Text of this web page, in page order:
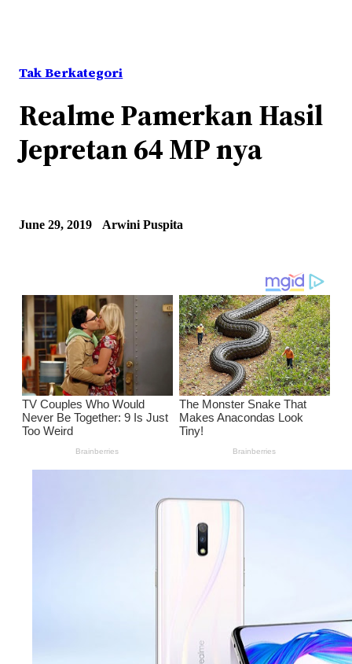
Tak Berkategori
Realme Pamerkan Hasil
Jepretan 64 MP nya
June 29, 2019 Arwini Puspita